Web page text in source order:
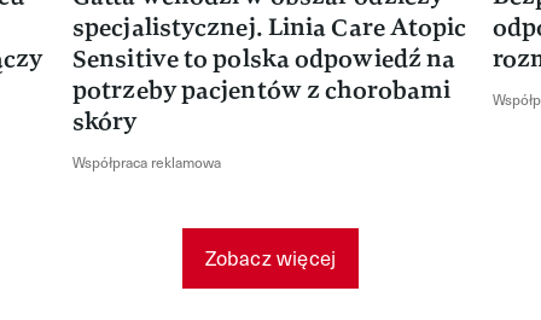
specjalistycznej. Linia Care Atopic
Sensitive to polska odpowiedź na
potrzeby pacjentów z chorobami
skóry
Współpraca reklamowa
Zobacz więcej